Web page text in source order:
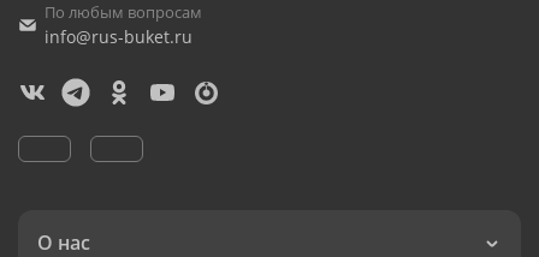
По любым вопросам
info@rus-buket.ru
О нас